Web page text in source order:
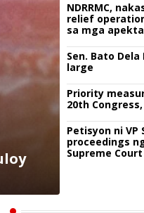
NDRRMC,
relief
sa mga
Sen. Bato
large
Priority
20th
Petisyon ni VP
proceedings
Supreme Court